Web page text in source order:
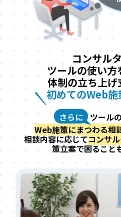
コンサル
ツールの使い方
体制の立ち上げ
初めてのWeb施
さらに
ツール
Web施策にまつわる相
相談内容に応じてコンサ
策立案で困ること